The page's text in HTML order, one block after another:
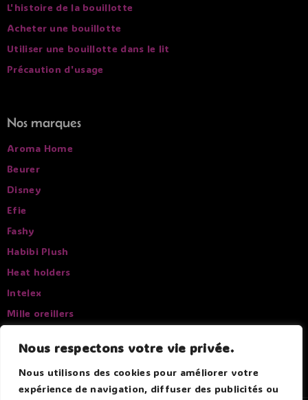
Nous respectons votre vie privée.
Nous utilisons des cookies pour améliorer votre
expérience de navigation, diffuser des publicités ou
L'histoire de la bouillotte
Acheter une bouillotte
Utiliser une bouillotte dans le lit
Précaution d'usage
Nos marques
Aroma Home
Beurer
Disney
Efie
Fashy
Habibi Plush
Heat holders
Intelex
Mille oreillers
Sissel